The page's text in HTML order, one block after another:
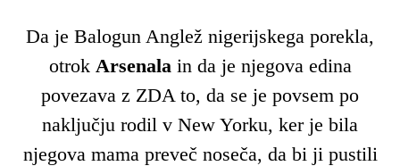
Da je Balogun Anglež nigerijskega porekla,
otrok Arsenala in da je njegova edina
povezava z ZDA to, da se je povsem po
naključju rodil v New Yorku, ker je bila
njegova mama preveč noseča, da bi ji pustili